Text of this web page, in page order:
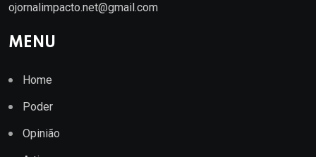
ojornalimpacto.net@gmail.com
MENU
Home
Poder
Opinião